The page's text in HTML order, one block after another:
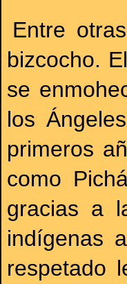
Entre
bizcocho.
se
los
primeros
como
gracias a
indígenas
respetado